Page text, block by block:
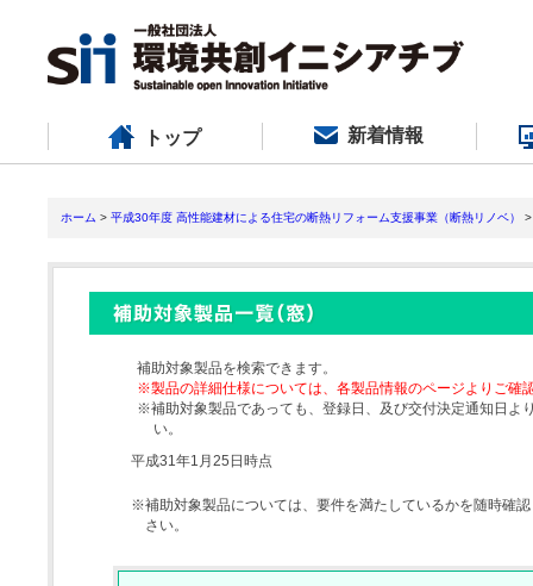
トップ 新着情報
ホーム > 平成30年度 高性能建材による住宅の断熱リフォーム支援事業（断熱リノベ）
補助対象製品を検索できます。
※製品の詳細仕様については、各製品情報のページよりご確
※補助対象製品であっても、登録日、及び交付決定通知日よ
い。
平成31年1月25日時点
※補助対象製品については、要件を満たしているかを随時確
さい。